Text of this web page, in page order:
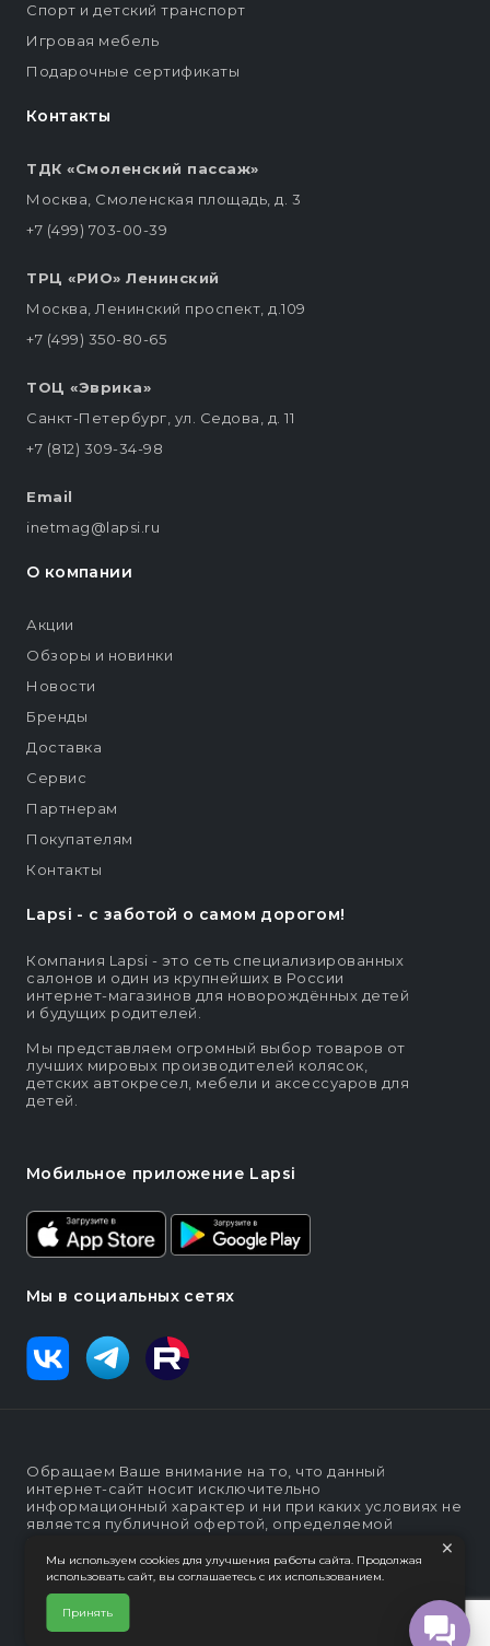
Lapsi - c заботой о самом дорогом!
Компания Lapsi - это сеть специализированных
салонов и один из крупнейших в России
интернет-магазинов для новорождённых детей
и будущих родителей.
Мы представляем огромный выбор товаров от
лучших мировых производителей колясок,
детских автокресел, мебели и аксессуаров для
детей.
Мобильное приложение Lapsi
Мы в социальных сетях
Контакты
ТДК «Смоленский пассаж»
Москва, Смоленская площадь, д. 3
+7 (499) 703-00-39
ТРЦ «РИО» Ленинский
Москва, Ленинский проспект, д.109
+7 (499) 350-80-65
ТОЦ «Эврика»
Санкт-Петербург, ул. Седова, д. 11
+7 (812) 309-34-98
Email
inetmag@lapsi.ru
Спорт и детский транспорт
Игровая мебель
Подарочные сертификаты
О компании
Акции
Обзоры и новинки
Новости
Бренды
Доставка
Сервис
Партнерам
Покупателям
Контакты
Обращаем Ваше внимание на то, что данный
интернет-сайт носит исключительно
информационный характер и ни при каких условиях не
является публичной офертой, определяемой
положениями статьи п. 2 ст. 437 Гражданского кодекса
Российской Федерации
Политика конфеденциальности
Интернет-магазин "Lapsi".
×
Мы используем cookies для улучшения работы сайта. Продолжая
использовать сайт, вы соглашаетесь с их использованием.
Принять